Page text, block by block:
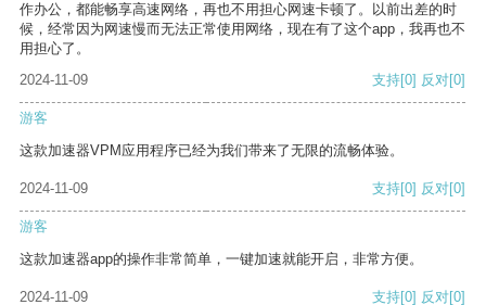
作办公，都能畅享高速网络，再也不用担心网速卡顿了。以前出差的时
候，经常因为网速慢而无法正常使用网络，现在有了这个app，我再也不
用担心了。
2024-11-09
支持[0] 反对[0]
游客
这款加速器VPM应用程序已经为我们带来了无限的流畅体验。
2024-11-09 支持[0] 反对[0]
游客
这款加速器app的操作非常简单，一键加速就能开启，非常方便。
2024-11-09 支持[0] 反对[0]